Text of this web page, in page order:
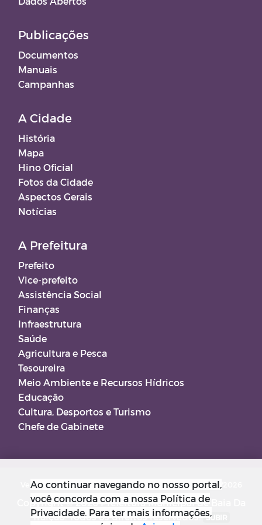
Publicações
Documentos
Manuais
Campanhas
A Cidade
História
Mapa
Hino Oficial
Fotos da Cidade
Aspectos Gerais
Notícias
A Prefeitura
Prefeito
Vice-prefeito
Assistência Social
Finanças
Infraestrutura
Saúde
Agricultura e Pesca
Tesoureira
Meio Ambiente e Recursos Hídricos
Educação
Cultura, Desportos e Turismo
Chefe de Gabinete
Versão do Sistema: 5.0.267 Data da Versão: 18/03/2026
Copyright © 2026 Prefeitura Municipal de Baia Da
Traição. Todos os direitos reservados. SUBIR
Ao continuar navegando no nosso portal,
você concorda com a nossa Política de
Privacidade. Para ter mais informações,